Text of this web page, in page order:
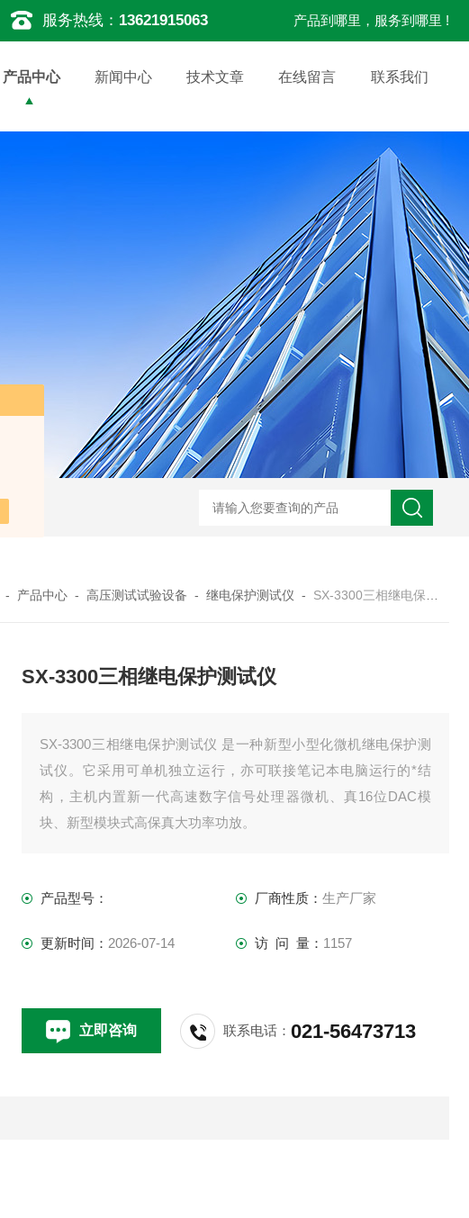
服务热线： 13621915063 产品到哪里，服务到哪里 !
产品中心 新闻中心 技术文章 在线留言 联系我们
棒价格 HD3400A接地电阻测试仪 S3010数字接地电阻测试仪现货
- 产品中心 -高压测试试验设备 -继电保护测试仪 - SX-3300三相继电保护测试仪
SX-3300三相继电保护测试仪
SX-3300三相继电保护测试仪 是一种新型小型化微机继电保护测
试仪。它采用可单机独立运行，亦可联接笔记本电脑运行的*结
构，主机内置新一代高速数字信号处理器微机、真16位DAC模
块、新型模块式高保真大功率功放。
产品型号： 厂商性质： 生产厂家
更新时间： 2026-07-14 访 问 量： 1157
立即咨询 联系电话：021-56473713